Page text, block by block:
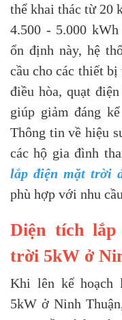
thể khai thác từ 20
4.500 - 5.000
ổn định này, hệ
cầu cho các thiết
điều hòa, quạt
giúp giảm đáng
Thông tin về hiệu
các hộ gia đình
lắp điện mặt trời
phù hợp với nhu
Diện tích lắp
trời 5kW ở
Khi lên kế hoạch
5kW ở Ninh